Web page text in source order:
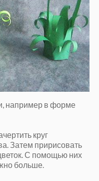
например в форме
круг
Затем пририсовать
С помощью них
больше.